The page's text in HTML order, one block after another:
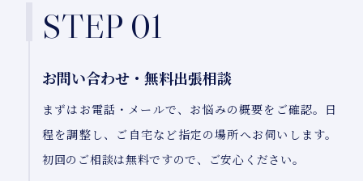
STEP 01
お問い合わせ・無料出張相談
まずはお電話・メールで、お悩みの概要をご確認。日
程を調整し、ご自宅など指定の場所へお伺いします。
初回のご相談は無料ですので、ご安心ください。